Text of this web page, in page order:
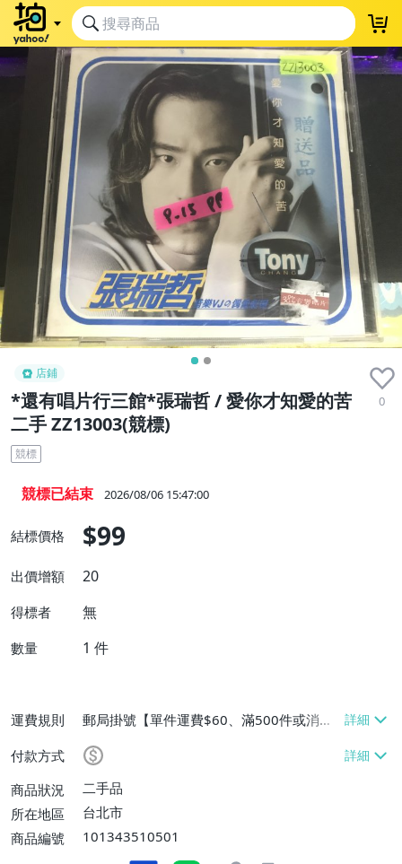
店鋪
*還有唱片行三館*張瑞哲 / 愛你才知愛的苦
二手 ZZ13003(競標)
0
競標
競標已結束 2026/08/06 15:47:00
結標價格 $99
出價增額 20
得標者 無
數量 1 件
運費規則
郵局掛號【單件運費$60、滿500件或消費
滿$20000免運費】
付款方式
商品狀況
二手品
所在地區
台北市
商品編號
101343510501